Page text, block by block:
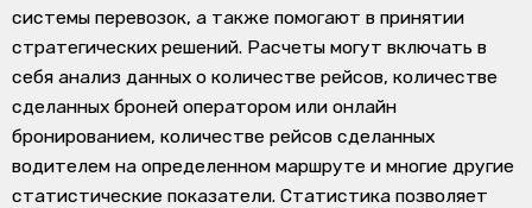
системы перевозок, а также помогают в принятии
стратегических решений. Расчеты могут включать в
себя анализ данных о количестве рейсов, количестве
сделанных броней оператором или онлайн
бронированием, количестве рейсов сделанных
водителем на определенном маршруте и многие другие
статистические показатели. Статистика позволяет